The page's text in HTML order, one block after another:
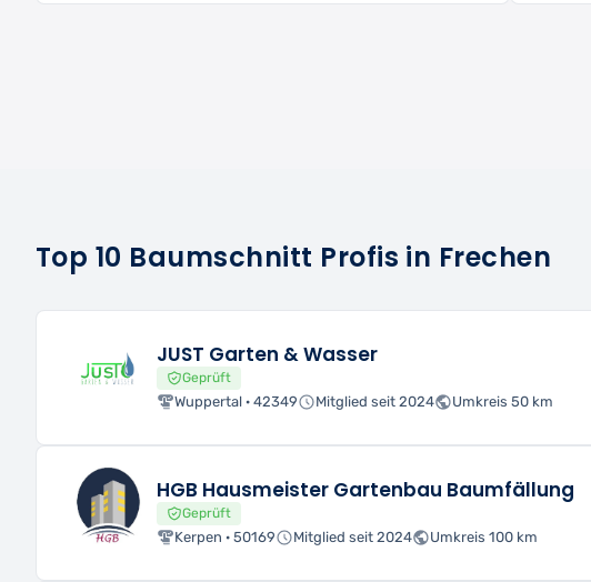
Top 10 Baumschnitt Profis in Frechen
JUST Garten & Wasser
Geprüft
Wuppertal · 42349 Mitglied seit 2024 Umkreis 50 km
HGB Hausmeister Gartenbau Baumfällung
Geprüft
Kerpen · 50169 Mitglied seit 2024 Umkreis 100 km